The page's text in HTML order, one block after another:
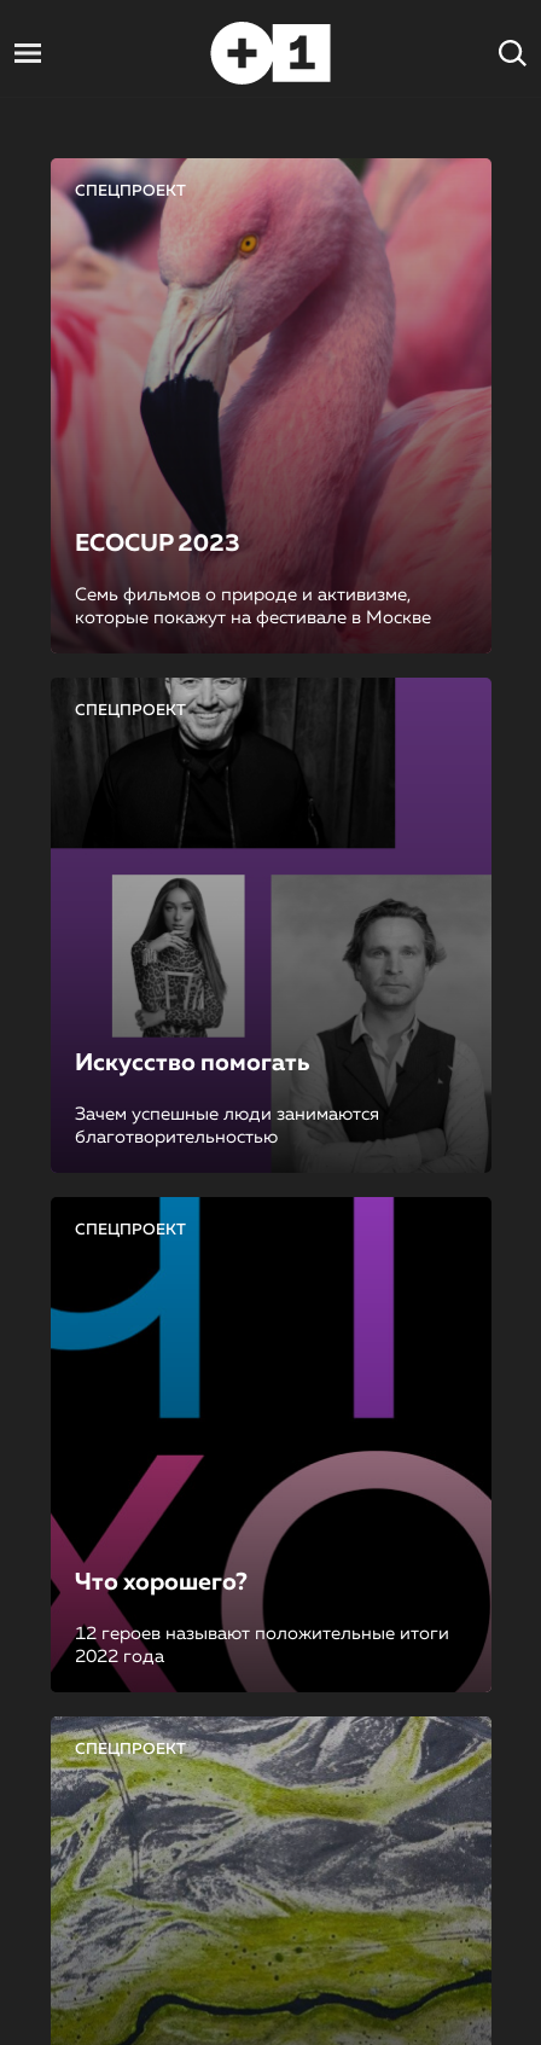
СПЕЦПРОЕКТ
ECOCUP 2023
Семь фильмов о природе и активизме,
которые покажут на фестивале в Москве
СПЕЦПРОЕКТ
Искусство помогать
Зачем успешные люди занимаются
благотворительностью
СПЕЦПРОЕКТ
Что хорошего?
12 героев называют положительные итоги
2022 года
СПЕЦПРОЕКТ